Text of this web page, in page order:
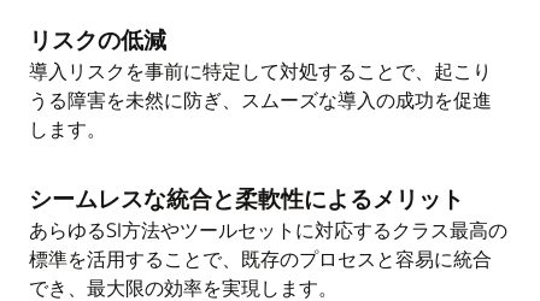
テストを通してテストのデータセットを検証
します。
決算期のプロセスを正常に実行します。
す。
ームレスに組み込まれます。
継続的なイノベーションと組織のアジリティ
は、今や標準となっています。
マイルストーン目標
初日からオラクルのエコシステム全体をビジ
ネスが所有することは、最適な全体目標で
す。
リスクの低減
導入リスクを事前に特定して対処することで、起こり
うる障害を未然に防ぎ、スムーズな導入の成功を促進
します。
シームレスな統合と柔軟性によるメリット
あらゆるSI方法やツールセットに対応するクラス最高の
標準を活用することで、既存のプロセスと容易に統合
でき、最大限の効率を実現します。